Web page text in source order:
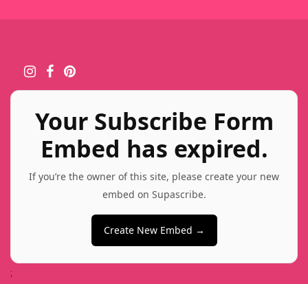
Your Subscribe Form
Embed has expired.
If you’re the owner of this site, please create your new
embed on Supascribe.
Create New Embed →
;